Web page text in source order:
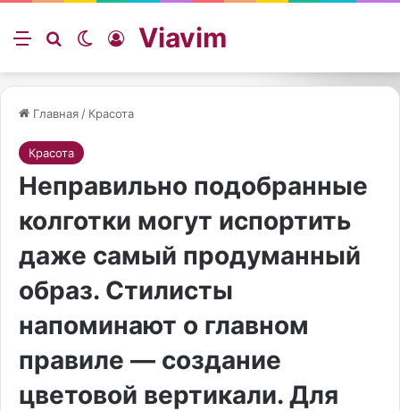
Меню ИскатьSwitch skin
Войти
Viavim
Главная / Красота
Красота
Неправильно подобранные
колготки могут испортить
даже самый продуманный
образ. Стилисты
напоминают о главном
правиле — создание
цветовой вертикали. Для